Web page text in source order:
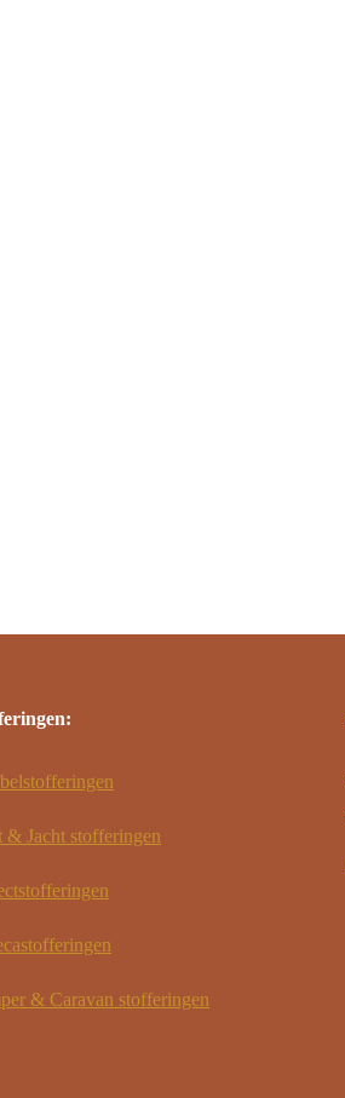
& Jacht stofferingen
& Caravan stofferingen